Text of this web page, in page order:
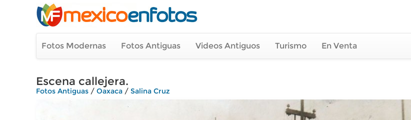
Fotos Modernas Fotos Antiguas Videos Antiguos Turismo En Venta
Escena callejera.
Fotos Antiguas / Oaxaca / Salina Cruz